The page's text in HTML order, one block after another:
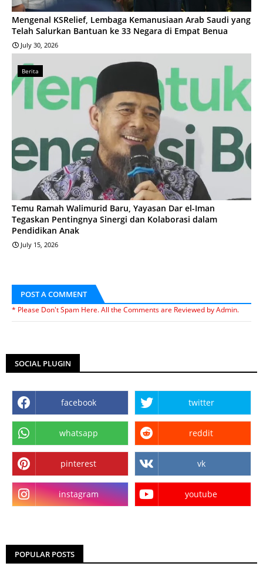
Mengenal KSRelief, Lembaga Kemanusiaan Arab Saudi yang
Telah Salurkan Bantuan ke 33 Negara di Empat Benua
July 30, 2026
Berita
Temu Ramah Walimurid Baru, Yayasan Dar el-Iman
Tegaskan Pentingnya Sinergi dan Kolaborasi dalam
Pendidikan Anak
July 15, 2026
POST A COMMENT
* Please Don't Spam Here. All the Comments are Reviewed by Admin.
SOCIAL PLUGIN
facebook twitter
whatsapp reddit
pinterest vk
instagram youtube
POPULAR POSTS